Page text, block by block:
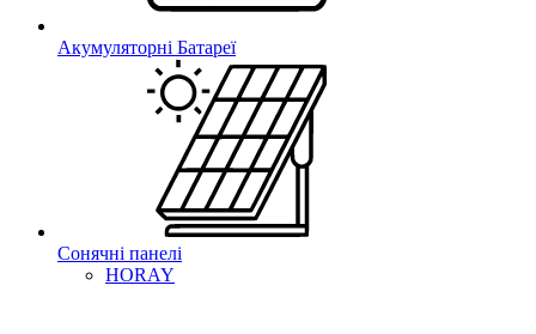
Акумуляторні Батареї
Сонячні панелі
HORAY